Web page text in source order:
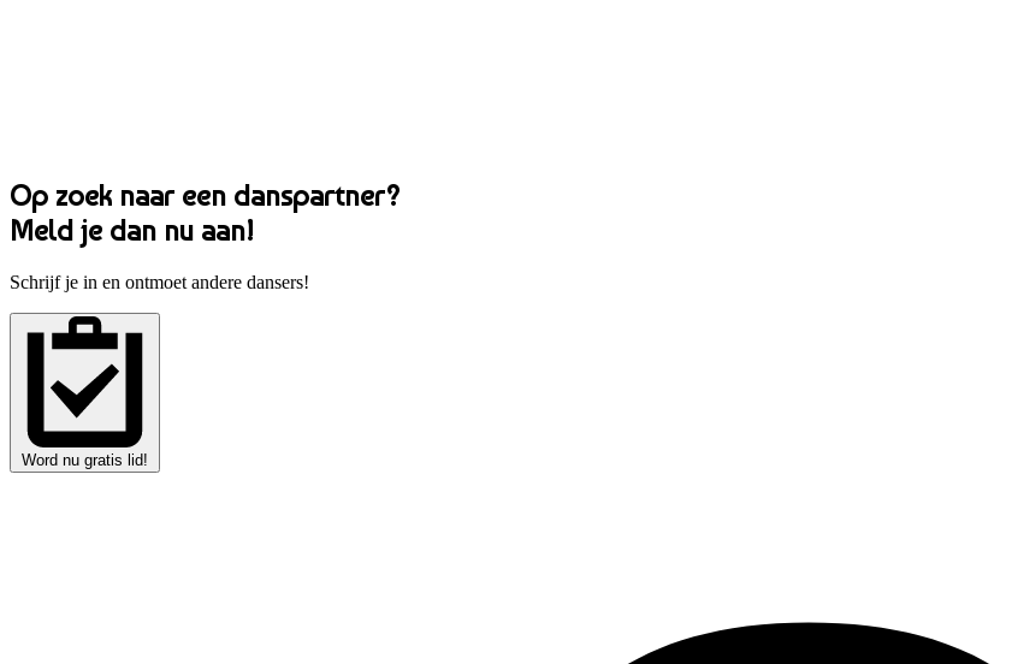
Op zoek naar een danspartner?
Meld je dan nu aan!
Schrijf je in en ontmoet andere dansers!
Word nu gratis lid!